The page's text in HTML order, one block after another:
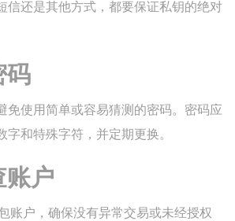
信还是其他方式，都要保证私钥的绝对
码
免使用简单或容易猜测的密码。密码应
字和特殊字符，并定期更换。
账户
账户，确保没有异常交易或未经授权